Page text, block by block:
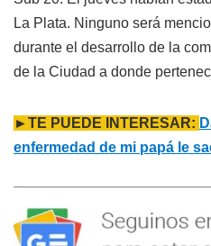
La Plata. Ninguno será
durante el desarrollo de la
de la Ciudad a donde
►TE PUEDE INTERESAR:
enfermedad de mi papá le